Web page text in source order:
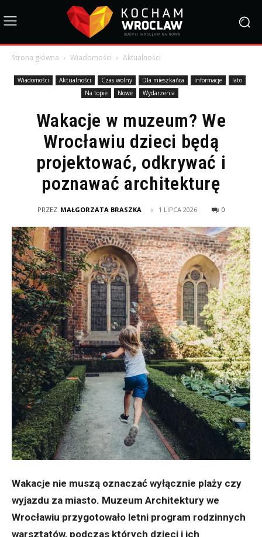
Strona główna Wiadomości Aktualności
Wiadomości Aktualności Czas wolny Dla mieszkańca Informacje
lato
Na topie
Nowe Wydarzenia
Wakacje w muzeum? We
Wrocławiu dzieci będą
projektować, odkrywać i
poznawać architekturę
PRZEZ MAŁGORZATA BRASZKA 1 LIPCA 2026 0
Wakacje nie muszą oznaczać wyłącznie plaży czy
wyjazdu za miasto. Muzeum Architektury we
Wrocławiu przygotowało letni program rodzinnych
warsztatów, podczas których dzieci i ich